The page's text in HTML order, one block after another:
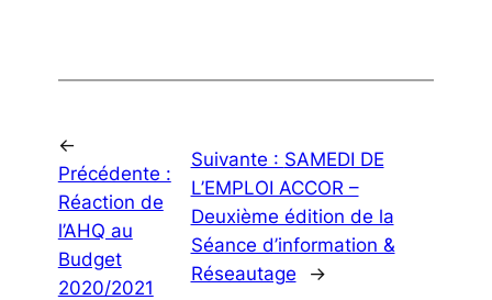
←
Précédente :
Réaction de
l’AHQ au
Budget
2020/2021
Suivante : SAMEDI DE
L’EMPLOI ACCOR –
Deuxième édition de la
Séance d’information &
Réseautage
→